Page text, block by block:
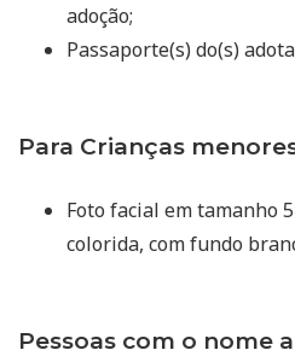
adoção;
Passaporte(s) do(s)
Para Crianças
Foto facial em tamanho
colorida, com fundo
Pessoas com o nome